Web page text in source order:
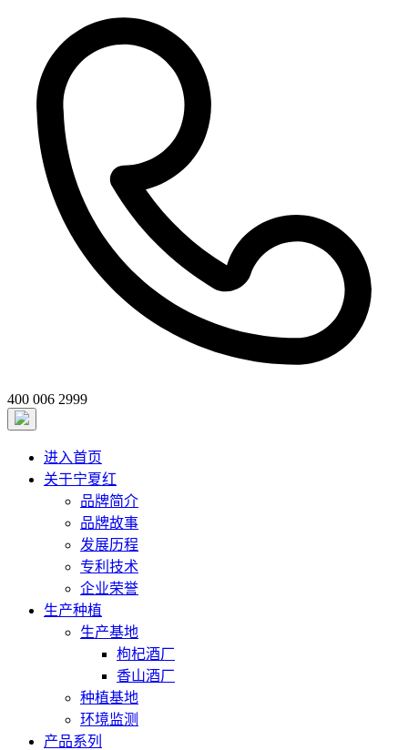
400 006 2999
进入首页
关于宁夏红
品牌简介
品牌故事
发展历程
专利技术
企业荣誉
生产种植
生产基地
枸杞酒厂
香山酒厂
种植基地
环境监测
产品系列